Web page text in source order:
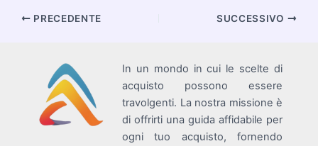
Navigazione
PRECEDENTE SUCCESSIVO
In un mondo in cui le scelte di
acquisto possono essere
travolgenti. La nostra missione è
di offrirti una guida affidabile per
ogni tuo acquisto, fornendo